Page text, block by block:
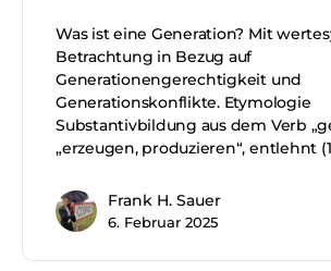
Was ist eine Generation? Mit
Betrachtung in Bezug auf
Generationengerechtigkeit und
Generationskonflikte. Etymologie
Substantivbildung aus dem Verb
„erzeugen, produzieren“, entlehnt
Frank H. Sauer
6. Februar 2025